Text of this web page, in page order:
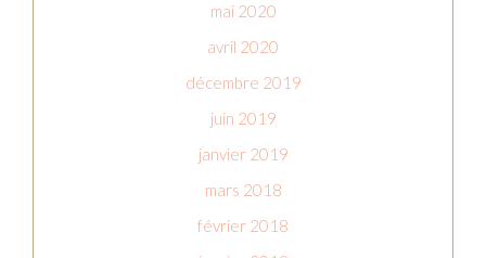
mai 2020
avril 2020
décembre 2019
juin 2019
janvier 2019
mars 2018
février 2018